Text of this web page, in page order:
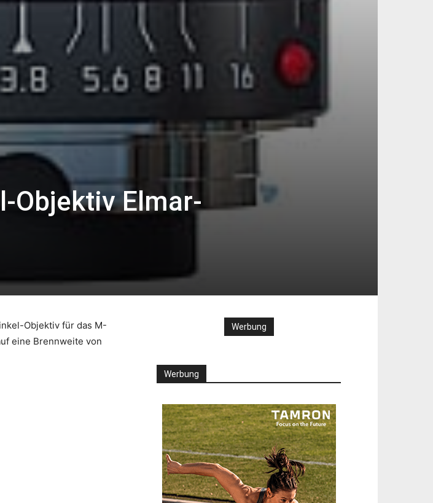
Objektiv Elmar-
Objektiv für das M-
eine Brennweite von
Werbung
Werbung